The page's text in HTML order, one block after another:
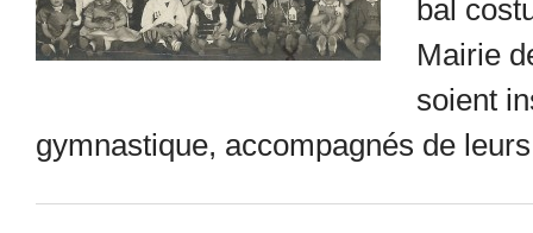
bal
Mairie
soient
gymnastique, accompagnés de